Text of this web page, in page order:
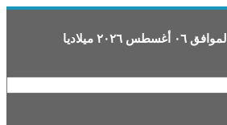
الموافق ٠٦ أغسطس ٢٠٢٦ ميلاديا